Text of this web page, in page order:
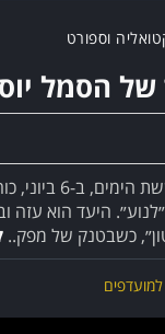
וספורט
הסמל
ביום השני של
היעד הוא עזה
כשבטנק של מפק..